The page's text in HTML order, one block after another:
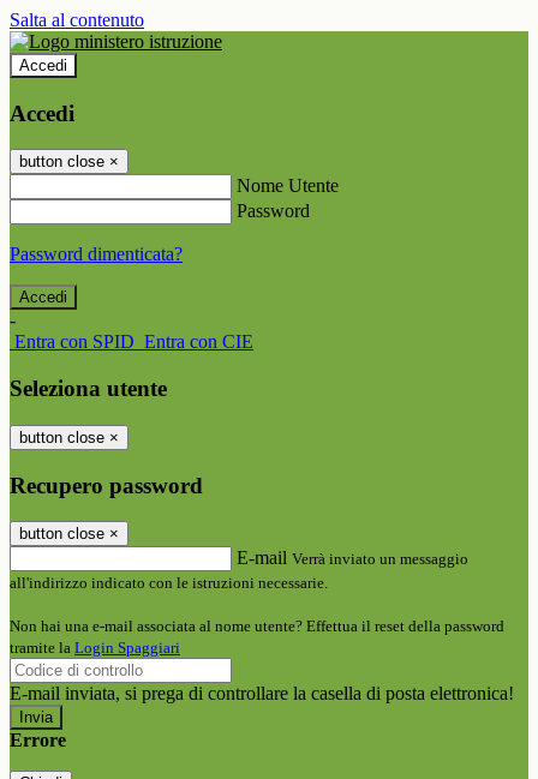
Salta al contenuto
Accedi
Accedi
button close ×
Nome Utente
Password
Password dimenticata?
-
Entra con SPID Entra con CIE
Seleziona utente
button close ×
Recupero password
button close ×
E-mail Verrà inviato un messaggio
all'indirizzo indicato con le istruzioni necessarie.
Non hai una e-mail associata al nome utente? Effettua il reset della password
tramite la Login Spaggiari
E-mail inviata, si prega di controllare la casella di posta elettronica!
Errore